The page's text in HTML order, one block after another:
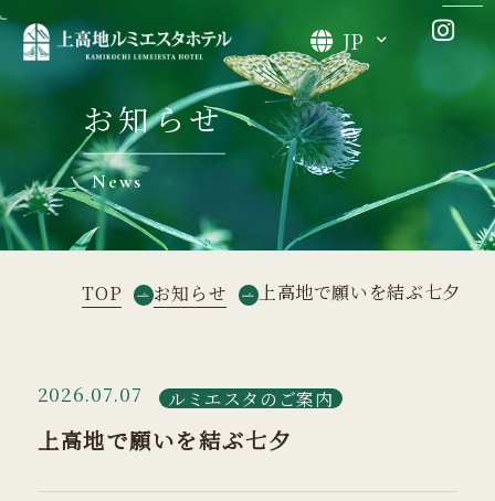
JP
お知らせ
News
TOP お知らせ 上高地で願いを結ぶ七夕
2026.07.07 ルミエスタのご案内
上高地で願いを結ぶ七夕